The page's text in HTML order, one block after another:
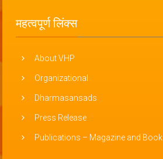
महत्वपूर्ण लिंक्स
About VHP
Organizational
Dharmasansads
Press Release
Publications – Magazine and Book